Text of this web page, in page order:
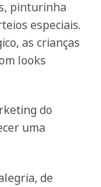
pinturinha
especiais.
as crianças
looks
do
uma
de